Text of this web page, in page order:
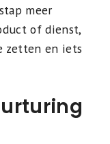
meer
of dienst,
zetten en iets